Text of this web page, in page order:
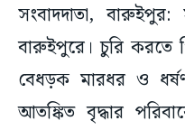
সংবাদদাতা,
বারুইপুরে। চুরি করতে
বেধড়ক মারধর ও
আতঙ্কিত বৃদ্ধার